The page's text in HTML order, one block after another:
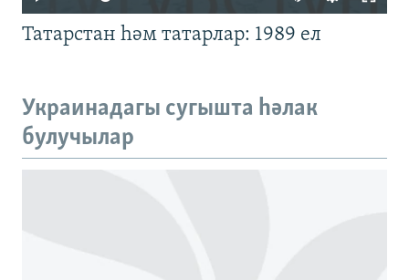
Татарстан һәм татарлар: 1989 ел
Украинадагы сугышта һәлак
булучылар